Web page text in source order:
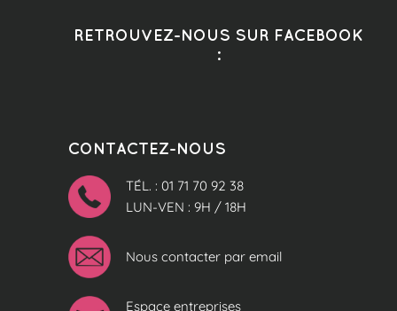
RETROUVEZ-NOUS SUR FACEBOOK
:
CONTACTEZ-NOUS
TÉL. : 01 71 70 92 38
LUN-VEN : 9H / 18H
Nous contacter par email
Espace entreprises